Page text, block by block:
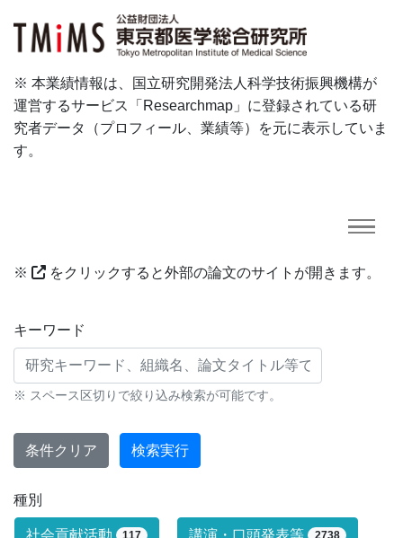
※ 本業績情報は、国立研究開発法人科学技術振興機構が
運営するサービス「Researchmap」に登録されている研
究者データ（プロフィール、業績等）を元に表示していま
す。
※ をクリックすると外部の論文のサイトが開きます。
研究業績に対する検索条件
キーワード
※ スペース区切りで絞り込み検索が可能です。
条件クリア 検索実行
種別
研究業績タイプによる絞り込み条件で
社会貢献活動 117 講演・口頭発表等 2738